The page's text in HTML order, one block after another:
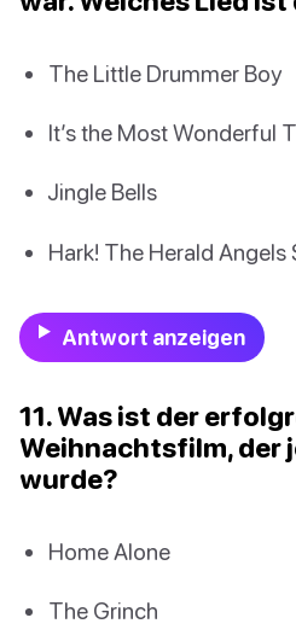
The Little Drummer Boy
It’s the Most Wonderful
Jingle Bells
Hark! The Herald Angels
Antwort anzeigen
11. Was ist der
Weihnachtsfilm, der
wurde?
Home Alone
The Grinch